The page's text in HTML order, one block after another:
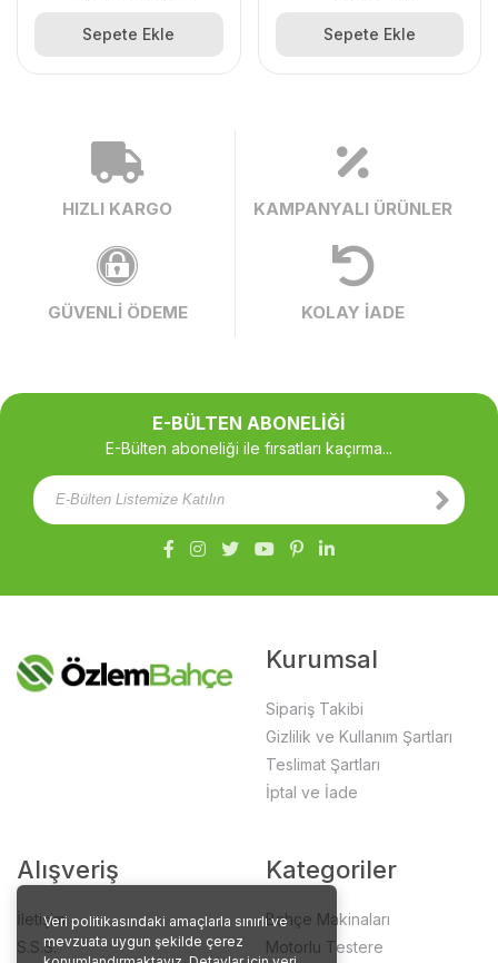
Veri politikasındaki amaçlarla sınırlı ve
mevzuata uygun şekilde çerez
Sepete Ekle Sepete Ekle
HIZLI KARGO KAMPANYALI ÜRÜNLER
GÜVENLİ ÖDEME KOLAY İADE
E-BÜLTEN ABONELİĞİ
E-Bülten aboneliği ile fırsatları kaçırma...
Kurumsal
Sipariş Takibi
Gizlilik ve Kullanım Şartları
Teslimat Şartları
İptal ve İade
Alışveriş
İletişim
S.S.S.
Kategoriler
Bahçe Makinaları
Motorlu Testere